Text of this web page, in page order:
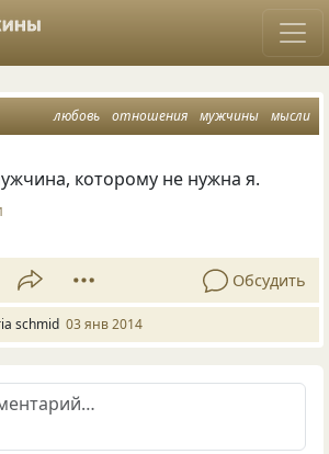
любовь отношения мужчины мысли
которому не нужна я.
Обсудить
schmid 03 янв 2014